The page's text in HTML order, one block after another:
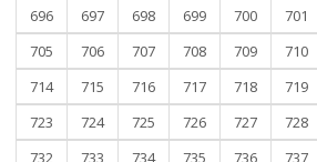
696
697 698 699 700 701
705
706 707 708 709 710
714
715 716 717 718 719
723
724 725 726 727 728
732
733 734 735 736 737